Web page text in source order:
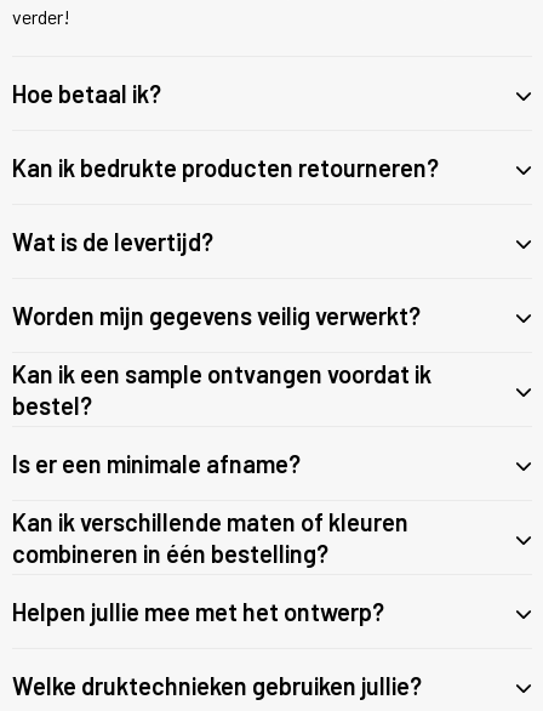
Broeken en Rokken
Caps, Hoeden en Mutsen
Hoofdbescherming
Horecatextiel
Hygiëne en Persoonlijke verzorging
Sokken
Jassen
Kledingaccessoires
Polo's
Regenkleding
Schoenen
Vesten
Veiligheidssignalering en Verlichting
Klokken, horloges en weerstations
Lampen en Gereedschap
Schrijfwaren
Sleutelhangers en Lanyards
Snoepgoed
Vrije tijd en Strand
verder!
Hoe betaal ik?
Kan ik bedrukte producten retourneren?
Wat is de levertijd?
Worden mijn gegevens veilig verwerkt?
Kan ik een sample ontvangen voordat ik
bestel?
Is er een minimale afname?
Kan ik verschillende maten of kleuren
combineren in één bestelling?
Helpen jullie mee met het ontwerp?
Welke druktechnieken gebruiken jullie?